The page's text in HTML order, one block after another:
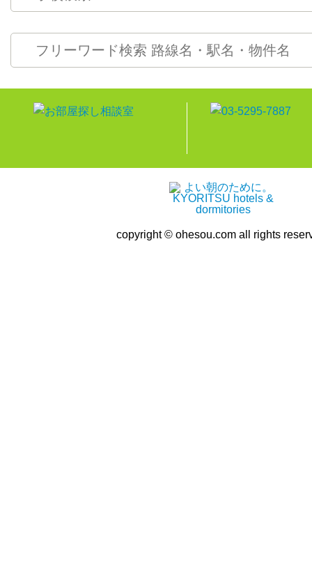
copyright © ohesou.com all rights